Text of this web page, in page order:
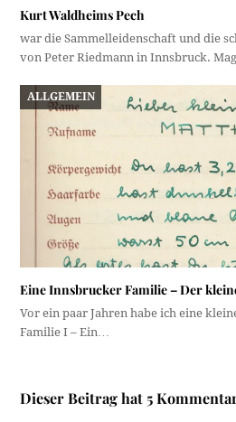
Kurt Waldheims Pech
war die Sammelleidenschaft und die
von Peter Riedmann in Innsbruck.
ALLGEMEIN
Eine Innsbrucker Familie – Der
Vor ein paar Jahren habe ich eine
Familie I – Ein…
Dieser Beitrag hat 5